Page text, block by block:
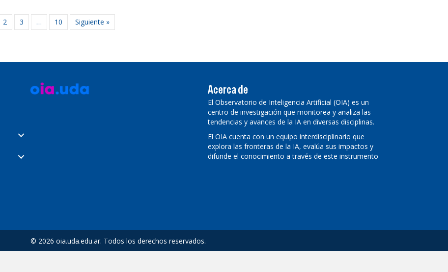
2 3 … 10 Siguiente »
Acerca de
El Observatorio de Inteligencia Artificial (OIA) es un
centro de investigación que monitorea y analiza las
tendencias y avances de la IA en diversas disciplinas.
El OIA cuenta con un equipo interdisciplinario que
explora las fronteras de la IA, evalúa sus impactos y
difunde el conocimiento a través de este instrumento
© 2026 oia.uda.edu.ar. Todos los derechos reservados.